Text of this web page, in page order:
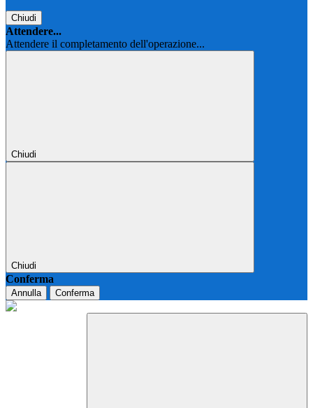
Chiudi
Attendere...
Attendere il completamento dell'operazione...
Chiudi
Chiudi
Conferma
Annulla Conferma